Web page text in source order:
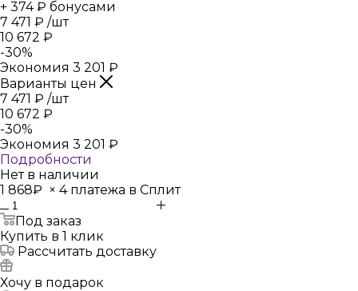
+ 374 ₽ бонусами
7 471 ₽ /шт
10 672 ₽
-30%
Экономия 3 201 ₽
Варианты цен
7 471 ₽ /шт
10 672 ₽
-30%
Экономия 3 201 ₽
Подробности
Нет в наличии
1 868₽ × 4 платежа в Сплит
Под заказ
Купить в 1 клик
Рассчитать доставку
Хочу в подарок